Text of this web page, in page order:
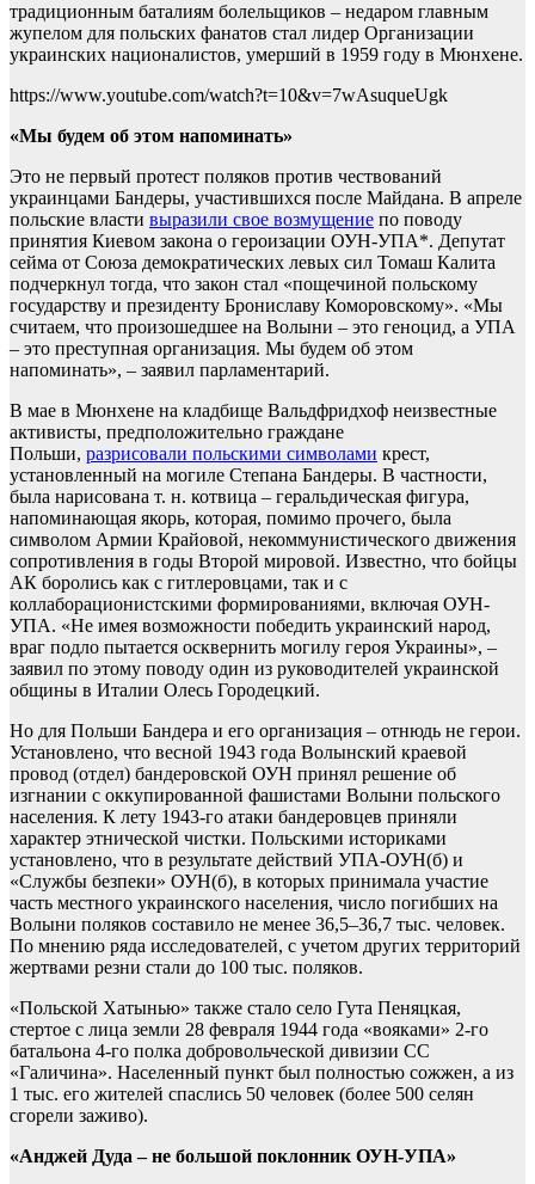
традиционным баталиям болельщиков – недаром главным
жупелом для польских фанатов стал лидер Организации
украинских националистов, умерший в 1959 году в Мюнхене.
https://www.youtube.com/watch?t=10&v=7wAsuqueUgk
«Мы будем об этом напоминать»
Это не первый протест поляков против чествований
украинцами Бандеры, участившихся после Майдана. В апреле
польские власти выразили свое возмущение по поводу
принятия Киевом закона о героизации ОУН-УПА*. Депутат
сейма от Союза демократических левых сил Томаш Калита
подчеркнул тогда, что закон стал «пощечиной польскому
государству и президенту Брониславу Коморовскому». «Мы
считаем, что произошедшее на Волыни – это геноцид, а УПА
– это преступная организация. Мы будем об этом
напоминать», – заявил парламентарий.
В мае в Мюнхене на кладбище Вальдфридхоф неизвестные
активисты, предположительно граждане
Польши, разрисовали польскими символами крест,
установленный на могиле Степана Бандеры. В частности,
была нарисована т. н. котвица – геральдическая фигура,
напоминающая якорь, которая, помимо прочего, была
символом Армии Крайовой, некоммунистического движения
сопротивления в годы Второй мировой. Известно, что бойцы
АК боролись как с гитлеровцами, так и с
коллаборационистскими формированиями, включая ОУН-
УПА. «Не имея возможности победить украинский народ,
враг подло пытается осквернить могилу героя Украины», –
заявил по этому поводу один из руководителей украинской
общины в Италии Олесь Городецкий.
Но для Польши Бандера и его организация – отнюдь не герои.
Установлено, что весной 1943 года Волынский краевой
провод (отдел) бандеровской ОУН принял решение об
изгнании с оккупированной фашистами Волыни польского
населения. К лету 1943-го атаки бандеровцев приняли
характер этнической чистки. Польскими историками
установлено, что в результате действий УПА-ОУН(б) и
«Службы безпеки» ОУН(б), в которых принимала участие
часть местного украинского населения, число погибших на
Волыни поляков составило не менее 36,5–36,7 тыс. человек.
По мнению ряда исследователей, с учетом других территорий
жертвами резни стали до 100 тыс. поляков.
«Польской Хатынью» также стало село Гута Пеняцкая,
стертое с лица земли 28 февраля 1944 года «вояками» 2-го
батальона 4-го полка добровольческой дивизии СС
«Галичина». Населенный пункт был полностью сожжен, а из
1 тыс. его жителей спаслись 50 человек (более 500 селян
сгорели заживо).
«Анджей Дуда – не большой поклонник ОУН-УПА»